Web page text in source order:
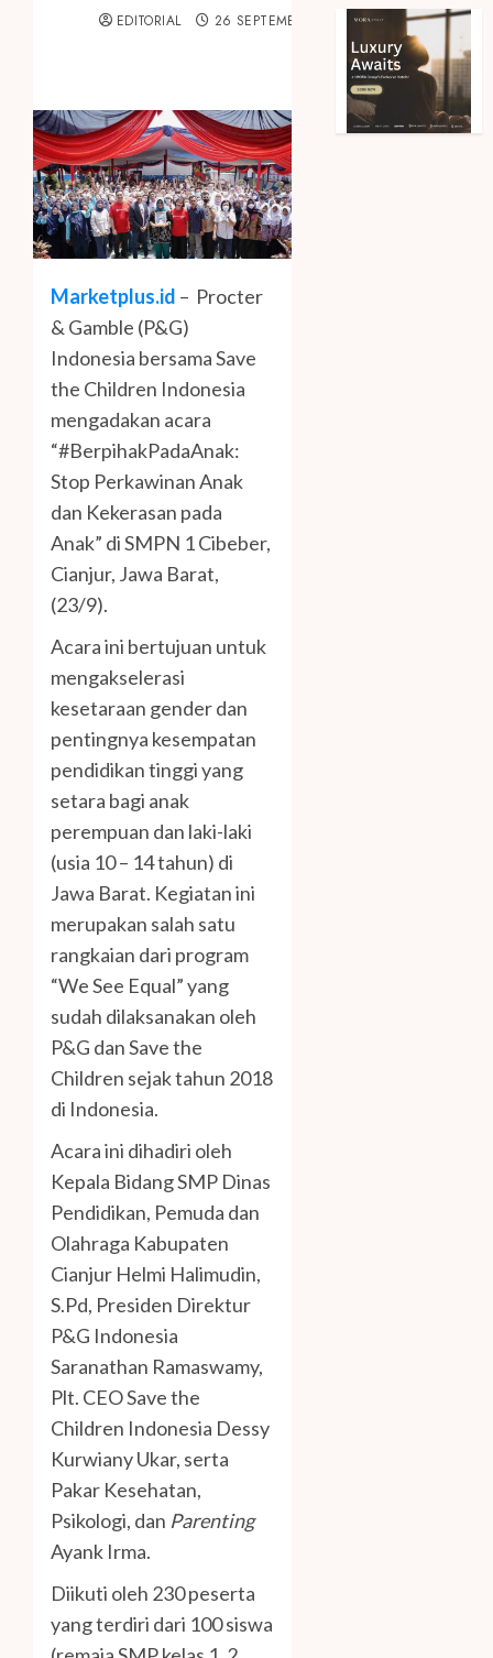
EDITORIAL 26 SEPTEMBER 2022
Marketplus.id – Procter
& Gamble (P&G)
Indonesia bersama Save
the Children Indonesia
mengadakan acara
“#BerpihakPadaAnak:
Stop Perkawinan Anak
dan Kekerasan pada
Anak” di SMPN 1 Cibeber,
Cianjur, Jawa Barat,
(23/9).
Acara ini bertujuan untuk
mengakselerasi
kesetaraan gender dan
pentingnya kesempatan
pendidikan tinggi yang
setara bagi anak
perempuan dan laki-laki
(usia 10 – 14 tahun) di
Jawa Barat. Kegiatan ini
merupakan salah satu
rangkaian dari program
“We See Equal” yang
sudah dilaksanakan oleh
P&G dan Save the
Children sejak tahun 2018
di Indonesia.
Acara ini dihadiri oleh
Kepala Bidang SMP Dinas
Pendidikan, Pemuda dan
Olahraga Kabupaten
Cianjur Helmi Halimudin,
S.Pd, Presiden Direktur
P&G Indonesia
Saranathan Ramaswamy,
Plt. CEO Save the
Children Indonesia Dessy
Kurwiany Ukar, serta
Pakar Kesehatan,
Psikologi, dan Parenting
Ayank Irma.
Diikuti oleh 230 peserta
yang terdiri dari 100 siswa